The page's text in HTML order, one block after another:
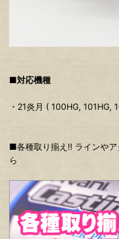
■対応機種
・21炎月 ( 100HG, 101HG,
■各種取り揃え‼ ラインや
ら